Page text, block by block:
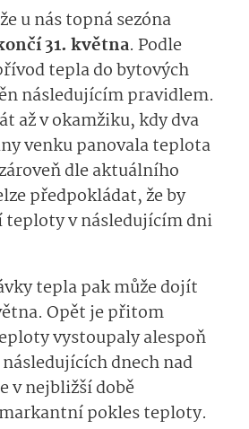
u nás topná sezóna
31. května. Podle
tepla do bytových
následujícím pravidlem.
až v okamžiku, kdy dva
venku panovala teplota
zároveň dle aktuálního
předpokládat, že by
teploty v následujícím dni
tepla pak může dojít
Opět je přitom
vystoupaly alespoň
dnech nad
v nejbližší době
pokles teploty.